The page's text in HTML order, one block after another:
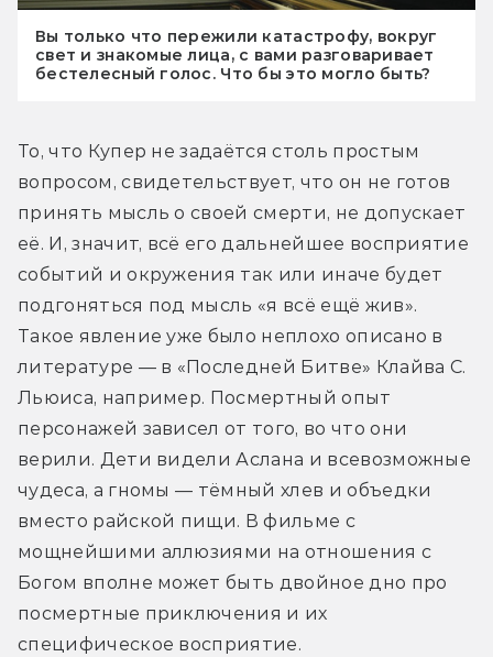
Вы только что пережили катастрофу, вокруг
свет и знакомые лица, с вами разговаривает
бестелесный голос. Что бы это могло быть?
То, что Купер не задаётся столь простым
вопросом, свидетельствует, что он не готов
принять мысль о своей смерти, не допускает
её. И, значит, всё его дальнейшее восприятие
событий и окружения так или иначе будет
подгоняться под мысль «я всё ещё жив».
Такое явление уже было неплохо описано в
литературе — в «Последней Битве» Клайва С.
Льюиса, например. Посмертный опыт
персонажей зависел от того, во что они
верили. Дети видели Аслана и всевозможные
чудеса, а гномы — тёмный хлев и объедки
вместо райской пищи. В фильме с
мощнейшими аллюзиями на отношения с
Богом вполне может быть двойное дно про
посмертные приключения и их
специфическое восприятие.